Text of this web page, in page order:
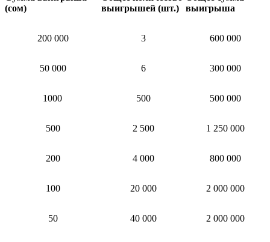
(сом)
выигрышей (шт.)
выигрыша
200 000 3 600 000
50 000 6 300 000
1000 500 500 000
500 2 500 1 250 000
200 4 000 800 000
100 20 000 2 000 000
50 40 000 2 000 000